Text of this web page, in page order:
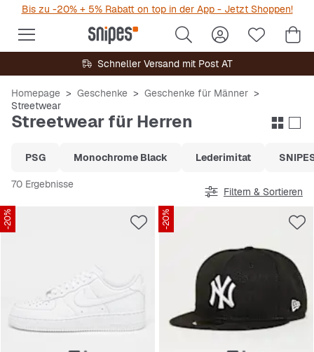
Bis zu -20% + 5% Rabatt on top in der App - Jetzt Shoppen!
Schneller Versand mit Post AT
Homepage Geschenke
Geschenke für Männer
Streetwear
Streetwear für Herren
PSG Monochrome Black Lederimitat
70 Ergebnisse
Filtern & Sortieren
-20% -20%